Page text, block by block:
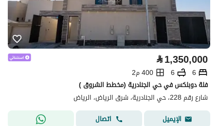
⃁1,350,000
6
6
400 م2
فلة دوبلكس في حي الجنادرية (مخطط الشروق )
شارع رقم 228، حي الجنادرية، شرق الرياض، الرياض
الإيميل
اتصال